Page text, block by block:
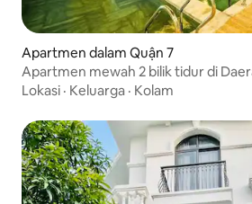
Apartmen dalam Quận 7
Apartmen mewah 2 bilik tidur di
pemandangan sungai & bandar
Lokasi · Keluarga · Kolam